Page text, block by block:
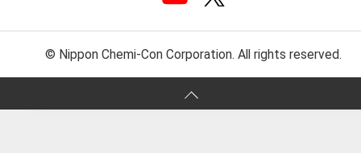
© Nippon Chemi-Con Corporation. All rights reserved.